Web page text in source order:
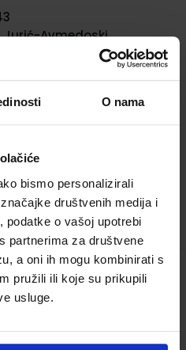
O nama
bismo personalizirali
društvenih medija i
podatke o vašoj upotrebi
partnerima za društvene
a oni ih mogu kombinirati s
pružili ili koje su prikupili
usluge.
Avmedoski
3; udžbenik iz
3. razred srednjih
programom